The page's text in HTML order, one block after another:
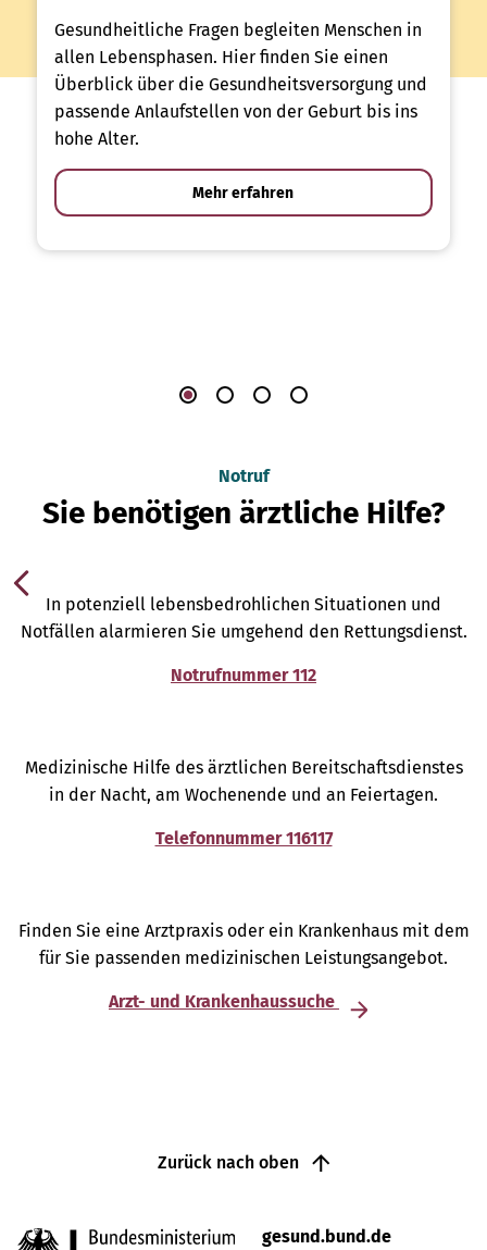
Gesundheitliche Fragen begleiten Menschen in
allen Lebensphasen. Hier finden Sie einen
Überblick über die Gesundheitsversorgung und
passende Anlaufstellen von der Geburt bis ins
hohe Alter.
Mehr erfahren
Notruf
Sie benötigen ärztliche Hilfe?
In potenziell lebensbedrohlichen Situationen und
Notfällen alarmieren Sie umgehend den Rettungsdienst.
Notrufnummer 112
Medizinische Hilfe des ärztlichen Bereitschaftsdienstes
in der Nacht, am Wochenende und an Feiertagen.
Telefonnummer 116117
Finden Sie eine Arztpraxis oder ein Krankenhaus mit dem
für Sie passenden medizinischen Leistungsangebot.
Arzt- und Krankenhaussuche
Zurück nach oben
gesund.bund.de